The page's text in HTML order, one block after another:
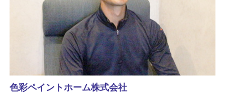
色彩ペイントホーム株式会社